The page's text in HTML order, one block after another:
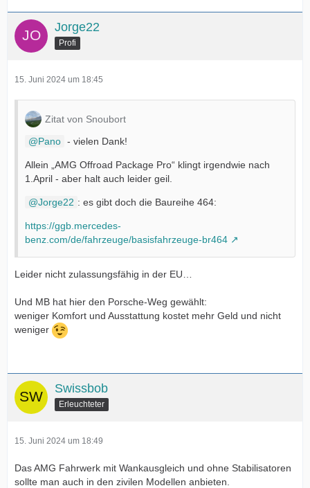
Jorge22
Profi
15. Juni 2024 um 18:45
Zitat von Snoubort
Pano - vielen Dank!
Allein „AMG Offroad Package Pro“ klingt irgendwie nach
1.April - aber halt auch leider geil.
Jorge22 : es gibt doch die Baureihe 464:
https://ggb.mercedes-
benz.com/de/fahrzeuge/basisfahrzeuge-br464
Leider nicht zulassungsfähig in der EU…
Und MB hat hier den Porsche-Weg gewählt:
weniger Komfort und Ausstattung kostet mehr Geld und nicht
weniger
Swissbob
Erleuchteter
15. Juni 2024 um 18:49
Das AMG Fahrwerk mit Wankausgleich und ohne Stabilisatoren
sollte man auch in den zivilen Modellen anbieten.